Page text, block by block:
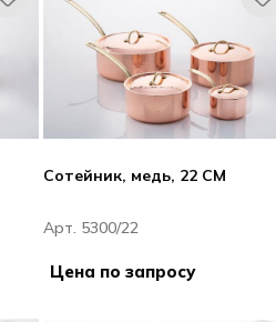
Сотейник, медь, 22 CM
Арт. 5300/22
Цена по запросу